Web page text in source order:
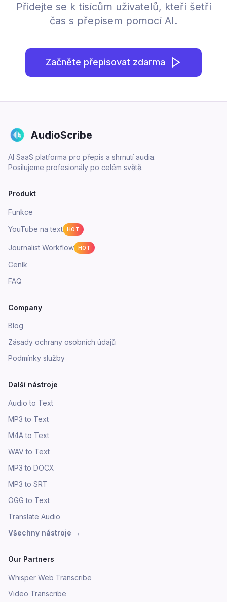
Přidejte se k tisícům uživatelů, kteří šetří
čas s přepisem pomocí AI.
Začněte přepisovat zdarma
AudioScribe
AI SaaS platforma pro přepis a shrnutí audia.
Posilujeme profesionály po celém světě.
Produkt
Funkce
YouTube na text
HOT
Journalist Workflow HOT
Ceník
FAQ
Company
Blog
Zásady ochrany osobních údajů
Podmínky služby
Další nástroje
Audio to Text
MP3 to Text
M4A to Text
WAV to Text
MP3 to DOCX
MP3 to SRT
OGG to Text
Translate Audio
Všechny nástroje →
Our Partners
Whisper Web Transcribe
Video Transcribe